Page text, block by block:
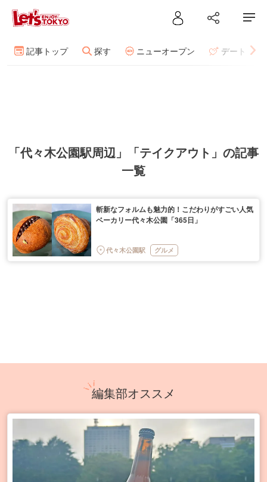
記事トップ 探す ニューオープン デート
「代々木公園駅周辺」「テイクアウト」の記事
一覧
斬新なフォルムも魅力的！こだわりがすごい人気
ベーカリー代々木公園「365日」
代々木公園駅 グルメ
編集部オススメ